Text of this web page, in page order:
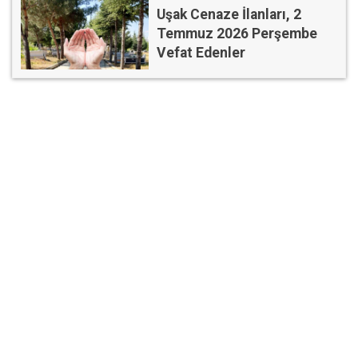
Uşak Cenaze İlanları, 2
Temmuz 2026 Perşembe
Vefat Edenler